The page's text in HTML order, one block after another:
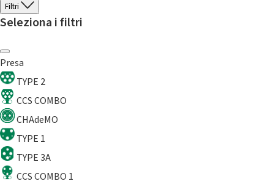
Filtri
Seleziona i filtri
Presa
TYPE 2
CCS COMBO
CHAdeMO
TYPE 1
TYPE 3A
CCS COMBO 1